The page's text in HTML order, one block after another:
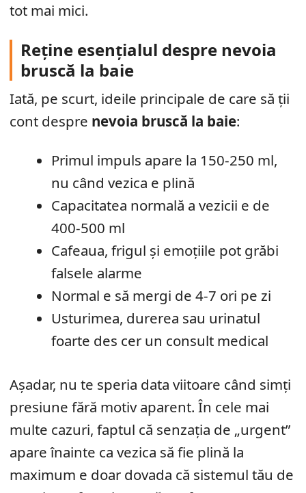
tot mai mici.
Reține esențialul despre nevoia
bruscă la baie
Iată, pe scurt, ideile principale de care să ții
cont despre nevoia bruscă la baie:
Primul impuls apare la 150-250 ml,
nu când vezica e plină
Capacitatea normală a vezicii e de
400-500 ml
Cafeaua, frigul și emoțiile pot grăbi
falsele alarme
Normal e să mergi de 4-7 ori pe zi
Usturimea, durerea sau urinatul
foarte des cer un consult medical
Așadar, nu te speria data viitoare când simți
presiune fără motiv aparent. În cele mai
multe cazuri, faptul că senzația de „urgent”
apare înainte ca vezica să fie plină la
maximum e doar dovada că sistemul tău de